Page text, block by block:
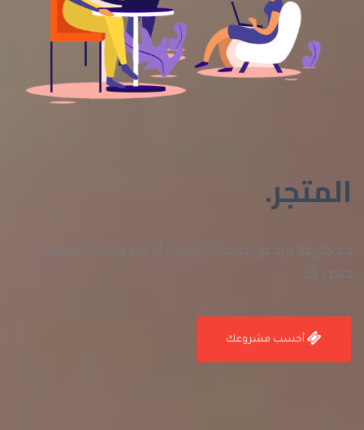
المتجر.
جد كل ما تريد من منتجات برايتري أو قم بحسابة مشروع
خاص بك
أحسب مشروعك